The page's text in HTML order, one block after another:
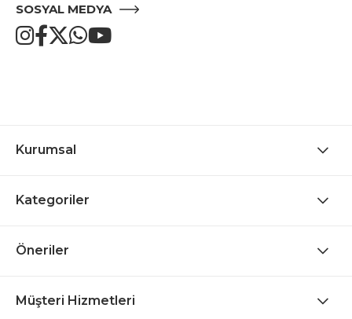
SOSYAL MEDYA
Kurumsal
Kategoriler
Öneriler
Müşteri Hizmetleri